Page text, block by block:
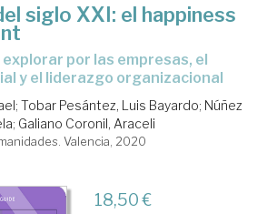
siglo XXI: el happiness
y el liderazgo organizacional
; Tobar Pesántez, Luis Bayardo; Núñez
; Galiano Coronil, Araceli
Valencia, 2020
18,50 €